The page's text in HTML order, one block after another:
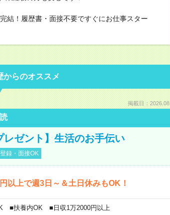
結！履歴書・面接不要ですぐにお仕事スター
からのオススメ
掲載日：
ゼント】生活のお手伝い
録・面接OK
上で週3日～＆土日休みもOK！
■扶養内OK ■日収1万2000円以上